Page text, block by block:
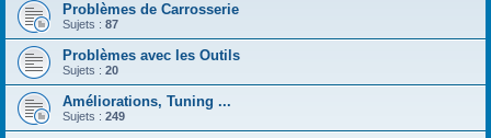
Problèmes de Carrosserie
Sujets : 87
Problèmes avec les Outils
Sujets : 20
Améliorations, Tuning ...
Sujets : 249